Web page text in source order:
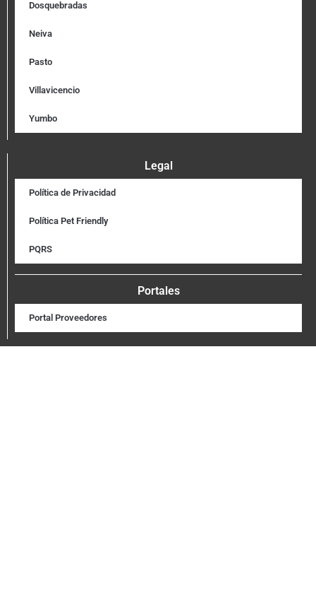
Dosquebradas
Neiva
Pasto
Villavicencio
Yumbo
Legal
Política de Privacidad
Política Pet Friendly
PQRS
Portales
Portal Proveedores